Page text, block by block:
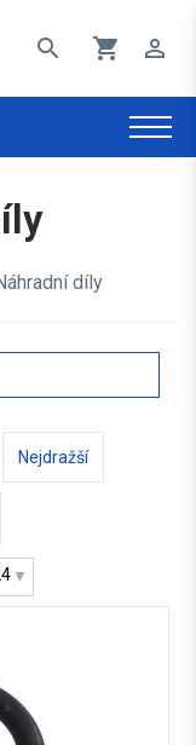
search shopping_cart perm_identity
díly
Nejdražší